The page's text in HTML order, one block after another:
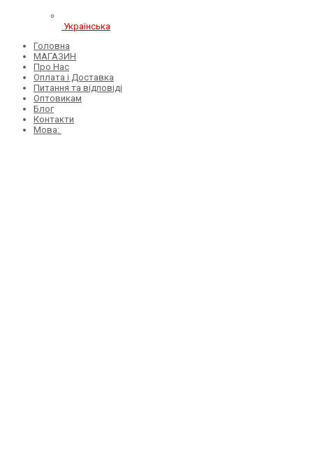
Українська
Головна
МАГАЗИН
Про Нас
Оплата і Доставка
Питання та відповіді
Оптовикам
Блог
Контакти
Мова: